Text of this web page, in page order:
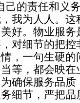
己的责任和义
我为人人。这
好。物业服务
对细节的把控
，一句生硬的
等，都会映在
确保服务品质
细节，严把品